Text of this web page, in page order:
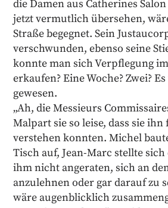
die Damen aus Catherines
jetzt vermutlich übersehen,
Straße begegnet. Sein
verschwunden, ebenso seine
konnte man sich Verpflegung
erkaufen? Eine Woche? Zwei?
gewesen.
„Ah, die Messieurs
Malpart sie so leise, dass sie
verstehen konnten. Michel
Tisch auf, Jean-Marc stellte sich
ihm nicht angeraten, sich an
anzulehnen oder gar darauf zu
wäre augenblicklich